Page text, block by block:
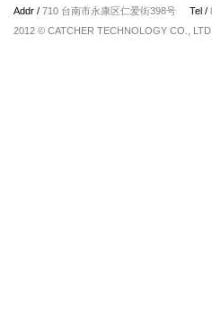
Addr / 710 台南市永康区仁爱街398号 Tel /
2012 © CATCHER TECHNOLOGY CO.,